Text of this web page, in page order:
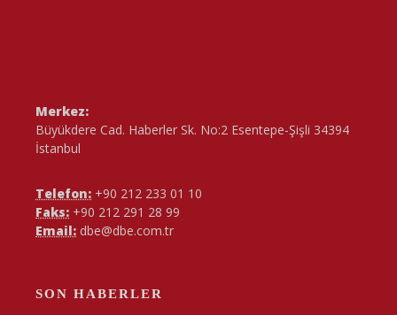
Merkez:
Büyükdere Cad. Haberler Sk. No:2 Esentepe-Şişli 34394
İstanbul
Telefon: +90 212 233 01 10
Faks: +90 212 291 28 99
Email: dbe@dbe.com.tr
SON HABERLER